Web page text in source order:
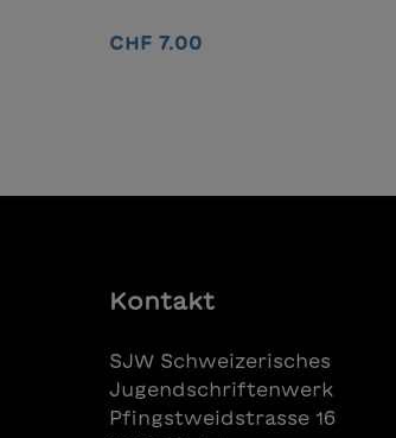
CHF 7.00
Kontakt
SJW Schweizerisches
Jugendschriftenwerk
Pfingstweidstrasse 16